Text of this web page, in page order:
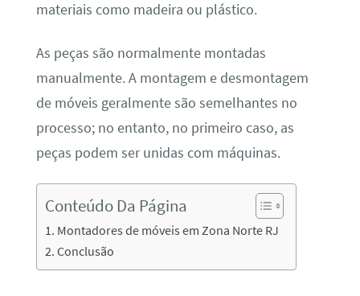
materiais como madeira ou plástico.
As peças são normalmente montadas
manualmente. A montagem e desmontagem
de móveis geralmente são semelhantes no
processo; no entanto, no primeiro caso, as
peças podem ser unidas com máquinas.
Conteúdo Da Página
Montadores de móveis em Zona Norte RJ
Conclusão